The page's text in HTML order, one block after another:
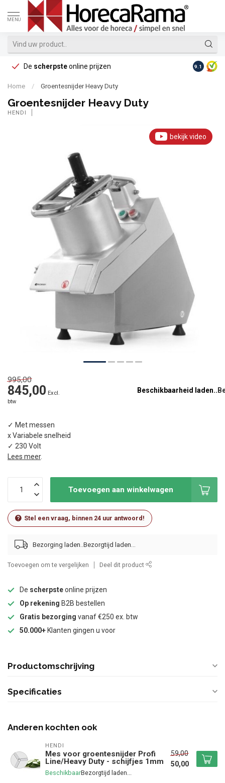
MENU
De scherpsteonline prijzen Op
9.1
Home / Groentesnijder Heavy Duty
Groentesnijder Heavy Duty
HENDI
bekijk video
995,00
845,00 Excl.
btw
Beschikbaarheid laden..
✓ Met messen
x Variabele snelheid
✓ 230 Volt
Lees meer.
Toevoegen aan winkelwagen
Stel een vraag, binnen 24 uur antwoord!
Bezorging laden..
Toevoegen om te vergelijken Deel dit product
De scherpsteonline prijzen
Op rekening B2B bestellen
Gratis bezorging vanaf €250 ex. btw
50.000+ Klanten gingen u voor
Productomschrijving
Specificaties
Anderen kochten ook
HENDI
Mes voor groentesnijder Profi
Line/Heavy Duty - schijfjes 1mm
Beschikbaar
59,00
50,00